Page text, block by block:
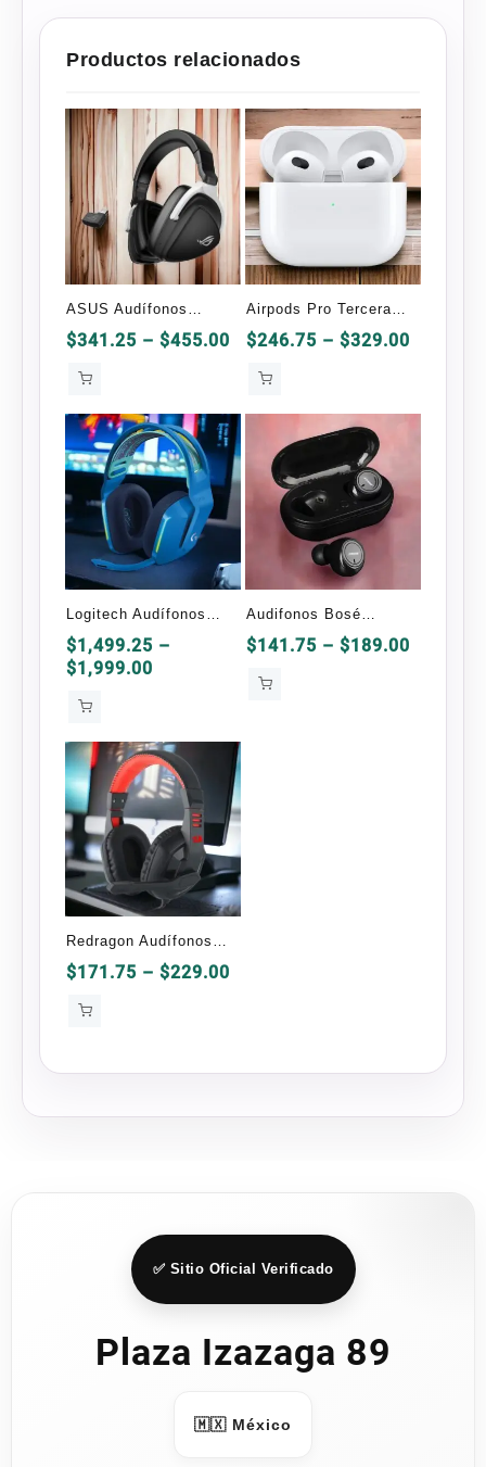
Productos relacionados
ASUS Audífonos
Gamer ROG Delta S
$341.25 – $455.00 Price
$341.25
$455.00
Airpods Pro Tercera
Generación OEM
$246.75 – $329.00
Logitech Audífonos
Gamer G733
Inalámbrico
$1,499.25 –
$1,999.00
$1,999.00
Audifonos Bosé
Bluetooth TWS-1 OEM
$141.75 – $189.00
Redragon Audífonos
Gamer H120 Ares
$171.75 – $229.00
✅ Sitio Oficial Verificado
Plaza Izazaga 89
🇲🇽 México